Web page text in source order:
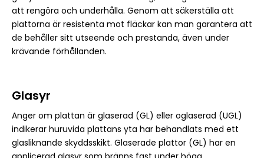
att rengöra och underhålla. Genom att säkerställa att
plattorna är resistenta mot fläckar kan man garantera att
de behåller sitt utseende och prestanda, även under
krävande förhållanden.
Glasyr
Anger om plattan är glaserad (GL) eller oglaserad (UGL)
indikerar huruvida plattans yta har behandlats med ett
glasliknande skyddsskikt. Glaserade plattor (GL) har en